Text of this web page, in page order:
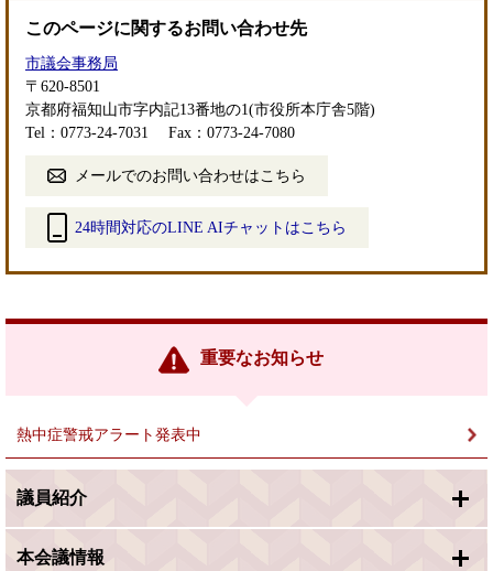
このページに関するお問い合わせ先
市議会事務局
〒620-8501
京都府福知山市字内記13番地の1(市役所本庁舎5階)
Tel：0773-24-7031
Fax：0773-24-7080
メールでのお問い合わせはこちら
24時間対応のLINE AIチャットはこちら
リ
重要なお知らせ
熱中症警戒アラート発表中
議員紹介
本会議情報